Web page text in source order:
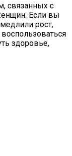
связанных с
Если вы
рост,
здоровье,